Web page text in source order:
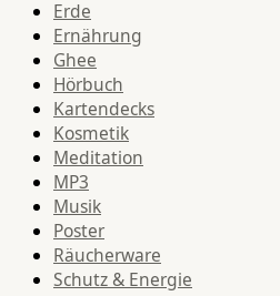
Erde
Ernährung
Ghee
Hörbuch
Kartendecks
Kosmetik
Meditation
MP3
Musik
Poster
Räucherware
Schutz & Energie